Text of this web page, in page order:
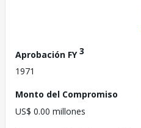
Aprobación FY3
1971
Monto del Compromiso
US$ 0.00 millones